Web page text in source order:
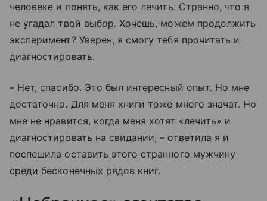
человеке и понять, как его лечить. Странно, что я
не угадал твой выбор. Хочешь, можем продолжить
эксперимент? Уверен, я смогу тебя прочитать и
диагностировать.
– Нет, спасибо. Это был интересный опыт. Но мне
достаточно. Для меня книги тоже много значат. Но
мне не нравится, когда меня хотят «лечить» и
диагностировать на свидании, – ответила я и
поспешила оставить этого странного мужчину
среди бесконечных рядов книг.